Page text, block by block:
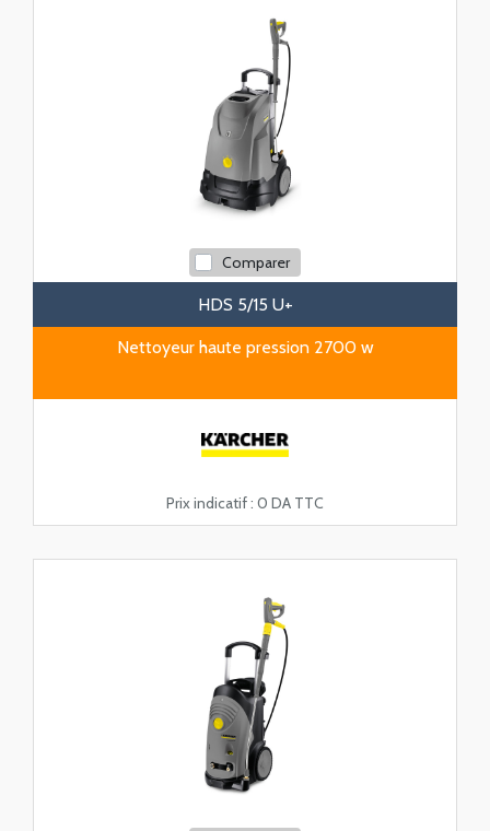
Comparer
HDS 5/15 U+
Nettoyeur haute pression 2700 w
Prix indicatif : 0 DA TTC